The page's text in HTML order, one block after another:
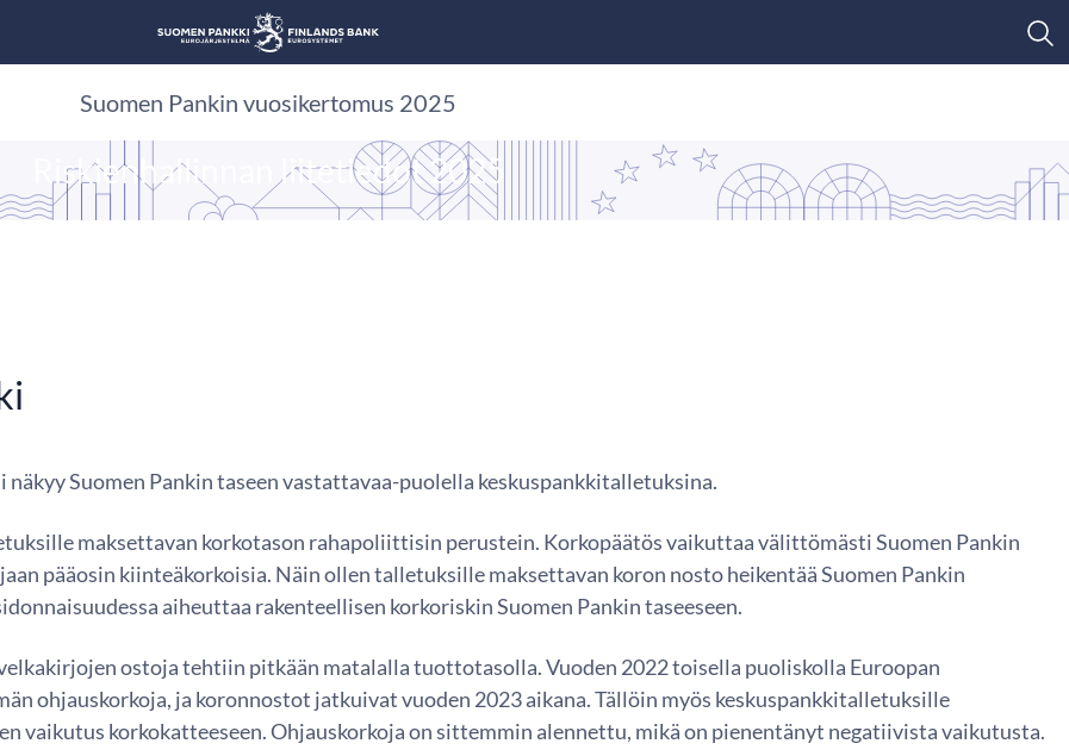
Suomen Pankin vuosikertomus 2025
Tilinpäätös 2025
Riskienhallinnan liitetiedot 2025
Suomen Pankin taseen vastattavaa-puolella keskuspankkitalletuksina.
maksettavan korkotason rahapoliittisin perustein. Korkopäätös vaikuttaa välittömästi Suomen Pankin
pääosin kiinteäkorkoisia. Näin ollen talletuksille maksettavan koron nosto heikentää Suomen Pankin
aiheuttaa rakenteellisen korkoriskin Suomen Pankin taseeseen.
ostoja tehtiin pitkään matalalla tuottotasolla. Vuoden 2022 toisella puoliskolla Euroopan
ohjauskorkoja, ja koronnostot jatkuivat vuoden 2023 aikana. Tällöin myös keskuspankkitalletuksille
vaikutus korkokatteeseen. Ohjauskorkoja on sittemmin alennettu, mikä on pienentänyt negatiivista vaikutusta.